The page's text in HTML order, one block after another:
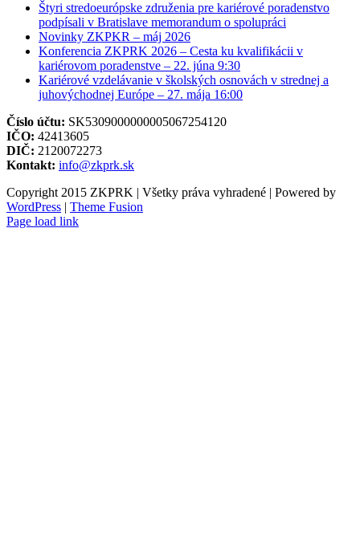
Štyri stredoeurópske združenia pre kariérové poradenstvo
podpísali v Bratislave memorandum o spolupráci
Novinky ZKPKR – máj 2026
Konferencia ZKPRK 2026 – Cesta ku kvalifikácii v
kariérovom poradenstve – 22. júna 9:30
Kariérové vzdelávanie v školských osnovách v strednej a
juhovýchodnej Európe – 27. mája 16:00
Číslo účtu: SK5309000000005067254120
IČO: 42413605
DIČ: 2120072273
Kontakt: info@zkprk.sk
Copyright 2015 ZKPRK | Všetky práva vyhradené | Powered by
WordPress | Theme Fusion
Page load link